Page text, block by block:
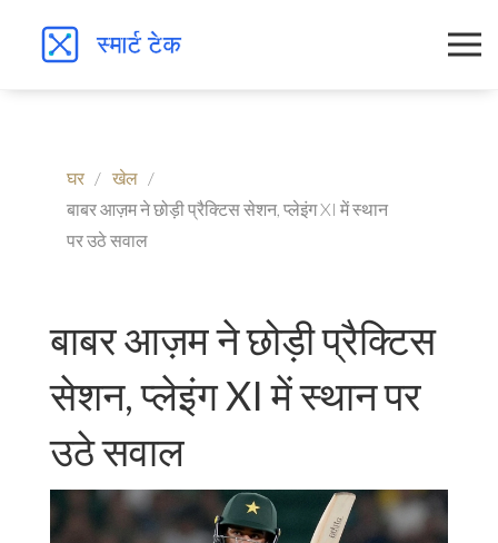
घर
खेल
बाबर आज़म ने छोड़ी प्रैक्टिस सेशन, प्लेइंग XI में स्थान
पर उठे सवाल
बाबर आज़म ने छोड़ी प्रैक्टिस
सेशन, प्लेइंग XI में स्थान पर
उठे सवाल